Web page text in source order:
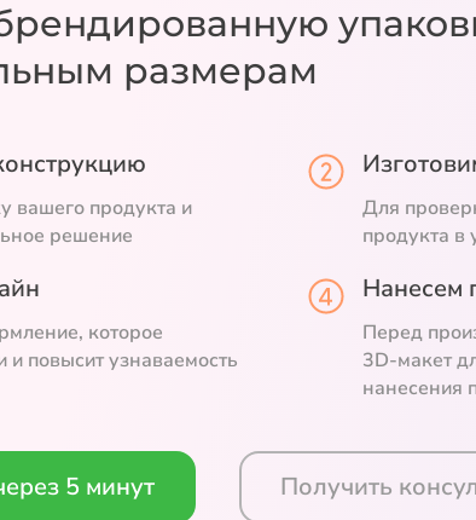
размерам
вашего продукта и
решение
Для
продукта в
которое
и повысит узнаваемость
Нанесем
Перед
3D-макет
нанесения
5 минут Получить